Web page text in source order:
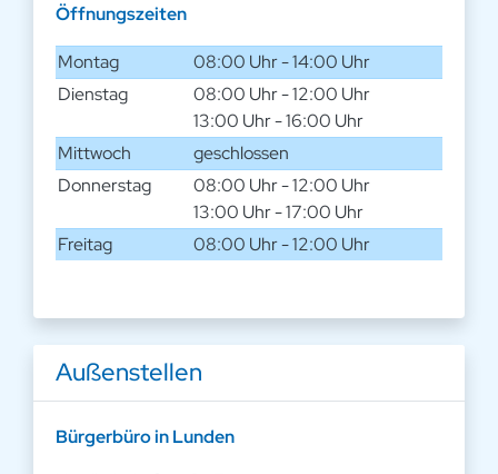
Öffnungszeiten
Montag
08:00 Uhr - 14:00 Uhr
Dienstag
08:00 Uhr - 12:00 Uhr
13:00 Uhr - 16:00 Uhr
Mittwoch
geschlossen
Donnerstag
08:00 Uhr - 12:00 Uhr
13:00 Uhr - 17:00 Uhr
Freitag
08:00 Uhr - 12:00 Uhr
Außenstellen
Bürgerbüro in Lunden